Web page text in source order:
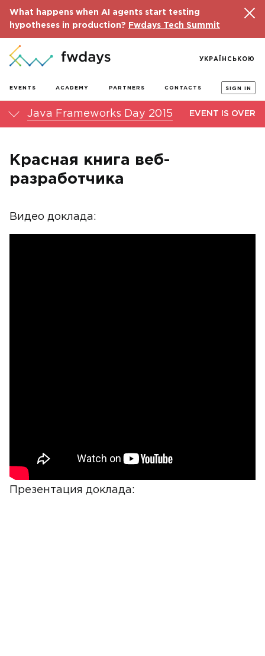
What happens when AI agents start testing
hypotheses in production?
Fwdays Tech Summit
EVENTS ACADEMY PARTNERS CONTACTS SIGN IN
УКРАЇНСЬКОЮ
Java Frameworks Day 2015 EVENT IS OVER
Красная книга веб-
разработчика
Видео доклада:
Презентация доклада: